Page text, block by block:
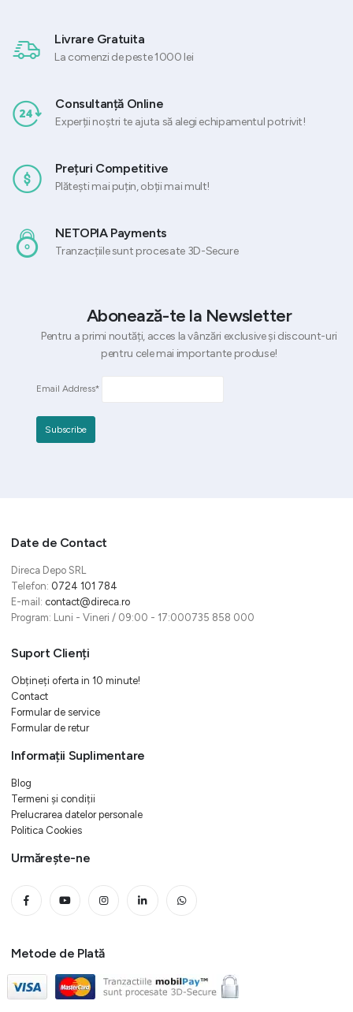
Livrare Gratuita
La comenzi de peste 1000 lei
Consultanță Online
Experții noștri te ajuta să alegi echipamentul potrivit!
Prețuri Competitive
Plătești mai puțin, obții mai mult!
NETOPIA Payments
Tranzacțiile sunt procesate 3D-Secure
Abonează-te la Newsletter
Pentru a primi noutăți, acces la vânzări exclusive și discount-uri
pentru cele mai importante produse!
Email Address*
Date de Contact
Direca Depo SRL
Telefon: 0724 101 784
E-mail: contact@direca.ro
Program: Luni - Vineri / 09:00 - 17:000735 858 000
Suport Clienți
Obțineți oferta in 10 minute!
Contact
Formular de service
Formular de retur
Informații Suplimentare
Blog
Termeni și condiții
Prelucrarea datelor personale
Politica Cookies
Urmărește-ne
Metode de Plată